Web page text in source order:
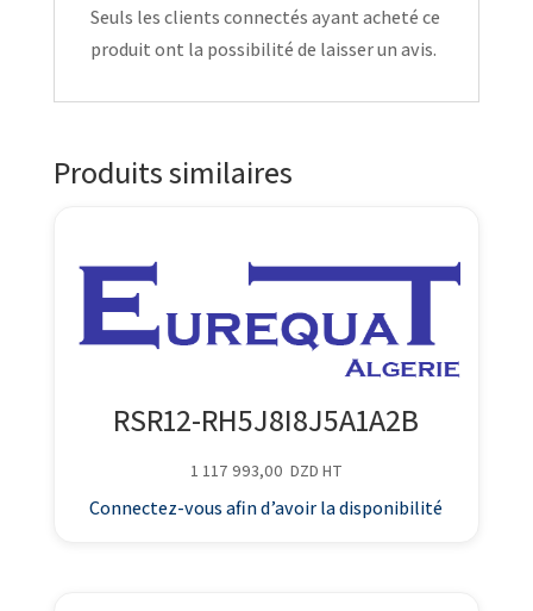
Seuls les clients connectés ayant acheté ce
produit ont la possibilité de laisser un avis.
Produits similaires
RSR12-RH5J8I8J5A1A2B
1 117 993,00 DZD HT
Connectez-vous afin d’avoir la disponibilité